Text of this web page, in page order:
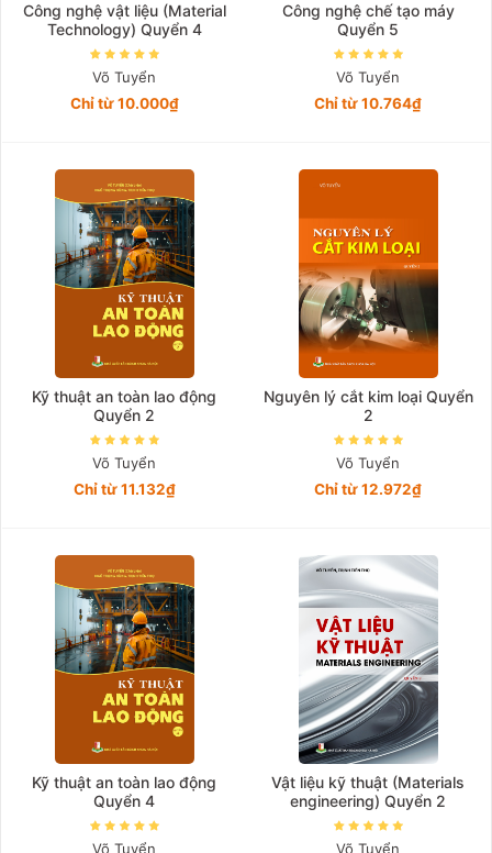
Công nghệ vật liệu (Material
Technology) Quyển 4
Võ Tuyển
Chỉ từ 10.000₫
Công nghệ chế tạo máy
Quyển 5
Võ Tuyển
Chỉ từ 10.764₫
Kỹ thuật an toàn lao động
Quyển 2
Võ Tuyển
Chỉ từ 11.132₫
Nguyên lý cắt kim loại Quyển
2
Võ Tuyển
Chỉ từ 12.972₫
Kỹ thuật an toàn lao động
Quyển 4
Võ Tuyển
Vật liệu kỹ thuật (Materials
engineering) Quyển 2
Võ Tuyển